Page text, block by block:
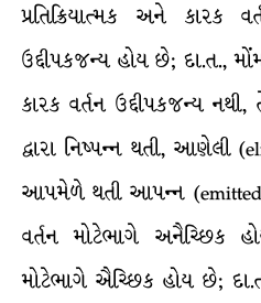
પ્રતિક્રિયાત્મક અને કારક
ઉદ્દીપકજન્ય હોય છે; દા.ત.,
કારક વર્તન ઉદ્દીપકજન્ય
દ્વારા નિષ્પન્ન થતી, આણેલી
આપમેળે થતી આપન્ન (emitted)
વર્તન મોટેભાગે અનૈચ્છિક
મોટેભાગે ઐચ્છિક હોય છે;